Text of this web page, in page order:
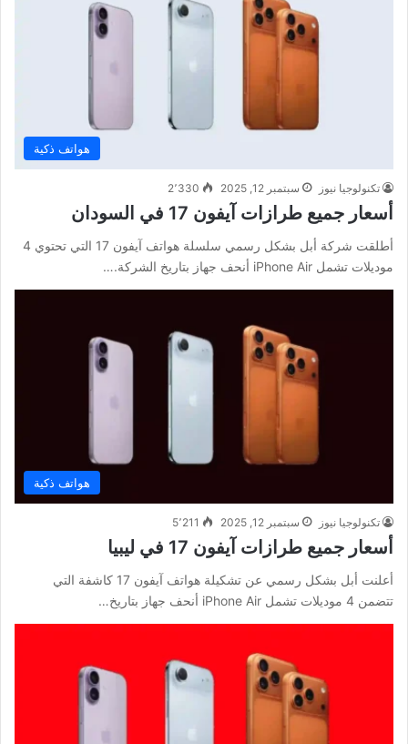
هواتف ذكية
تكنولوجيا نيوز سبتمبر 12, 2025 2٬330
أسعار جميع طرازات آيفون 17 في السودان
أطلقت شركة أبل بشكل رسمي سلسلة هواتف آيفون 17 التي تحتوي 4
موديلات تشمل iPhone Air أنحف جهاز بتاريخ الشركة.…
هواتف ذكية
تكنولوجيا نيوز سبتمبر 12, 2025 5٬211
أسعار جميع طرازات آيفون 17 في ليبيا
أعلنت أبل بشكل رسمي عن تشكيلة هواتف آيفون 17 كاشفة التي
تتضمن 4 موديلات تشمل iPhone Air أنحف جهاز بتاريخ…